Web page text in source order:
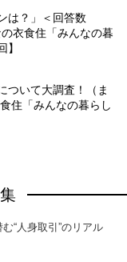
は？」＜回答数
衣食住「みんなの暮
】
ついて大調査！（ま
住「みんなの暮らし
“人身取引”のリアル